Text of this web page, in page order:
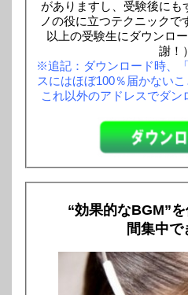
がありますし、受験後にも
ノの役に立つテクニック
以上の受験生にダウンロ
謝！）
※追記：ダウンロード時、
スにはほぼ100％届かない
これ以外のアドレスでダン
“効果的なBGM”を
間集中で